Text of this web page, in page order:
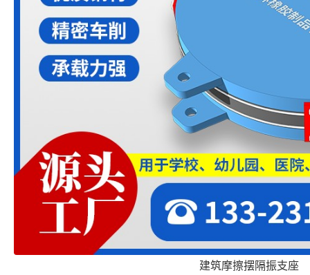
建筑摩擦摆隔振支座